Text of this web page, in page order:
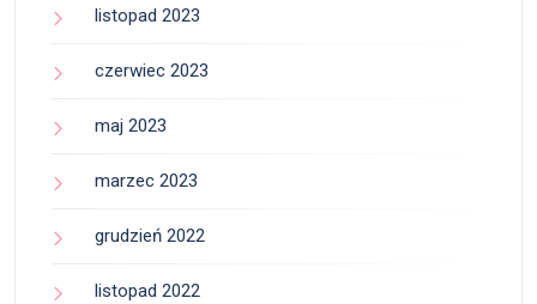
listopad 2023
czerwiec 2023
maj 2023
marzec 2023
grudzień 2022
listopad 2022